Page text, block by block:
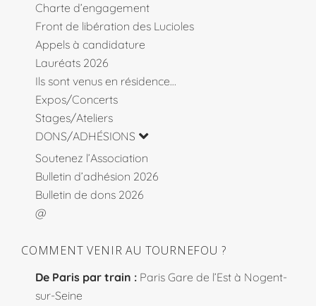
Charte d’engagement
Front de libération des Lucioles
Appels à candidature
Lauréats 2026
Ils sont venus en résidence…
Expos/Concerts
Stages/Ateliers
DONS/ADHÉSIONS
Soutenez l’Association
Bulletin d’adhésion 2026
Bulletin de dons 2026
@
COMMENT VENIR AU TOURNEFOU ?
De Paris par train : Paris Gare de l’Est à Nogent-
sur-Seine